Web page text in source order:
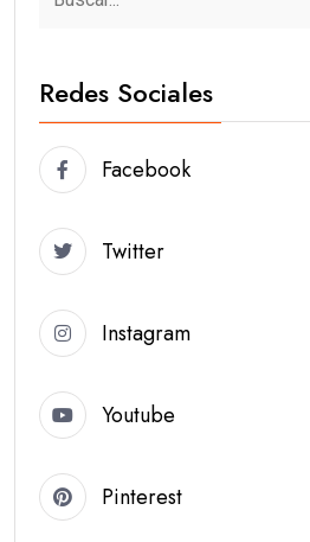
Redes Sociales
Facebook
Twitter
Instagram
Youtube
Pinterest